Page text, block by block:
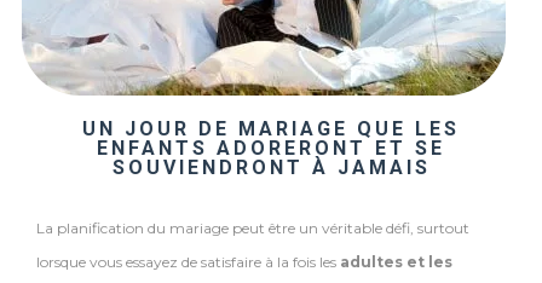
UN JOUR DE MARIAGE QUE LES
ENFANTS ADORERONT ET SE
SOUVIENDRONT À JAMAIS
La planification du mariage peut être un véritable défi, surtout
lorsque vous essayez de satisfaire à la fois les adultes et les